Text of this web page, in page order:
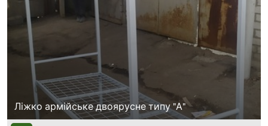
Ліжко армійське двоярусне типу "А"